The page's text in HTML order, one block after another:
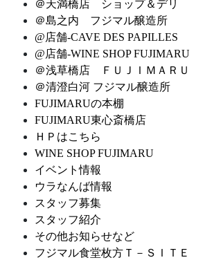
＠天満橋店 ショップ＆デリ
＠島之内 フジマル醸造所
@店舗-CAVE DES PAPILLES
@店舗-WINE SHOP FUJIMARU
＠浅草橋店 ＦＵＪＩＭＡＲＵ
＠清澄白河 フジマル醸造所
FUJIMARUの本棚
FUJIMARU東心斎橋店
ＨＰはこちら
WINE SHOP FUJIMARU
イベント情報
ウラなんば情報
スタッフ募集
スタッフ紹介
その他お知らせなど
フジマル食堂枚方Ｔ－ＳＩＴＥ